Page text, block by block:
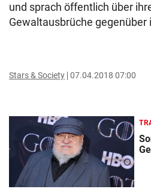
und sprach öffentlich über
Gewaltausbrüche gegenüber
Stars & Society 07.04.2018 07:00